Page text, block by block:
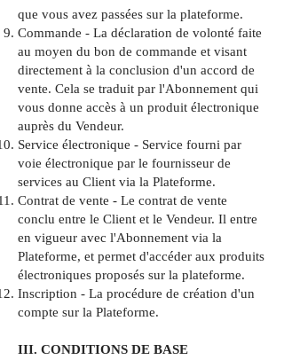
que vous avez passées sur la plateforme.
Commande - La déclaration de volonté faite
au moyen du bon de commande et visant
directement à la conclusion d'un accord de
vente. Cela se traduit par l'Abonnement qui
vous donne accès à un produit électronique
auprès du Vendeur.
Service électronique - Service fourni par
voie électronique par le fournisseur de
services au Client via la Plateforme.
Contrat de vente - Le contrat de vente
conclu entre le Client et le Vendeur. Il entre
en vigueur avec l'Abonnement via la
Plateforme, et permet d'accéder aux produits
électroniques proposés sur la plateforme.
Inscription - La procédure de création d'un
compte sur la Plateforme.
III. CONDITIONS DE BASE